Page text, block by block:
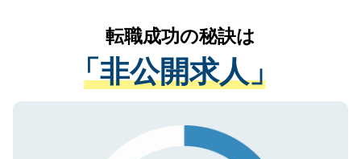
は、個人情報の取り扱いについての厳密な
管理基準を満たした事業者のみに付与され
る、プライバシーマークを取得済みです。
で、機密保持に関してもご安心ください。
かがいして、現在の医療機関の状況や紹介
経験をまじえながら、適切なアドバイスを
させていただきます。すぐにご転職をされ
ない方には、長期的なサポートが可能です
ので、まずはご登録ください。
転職成功の秘訣は
「非公開求人」